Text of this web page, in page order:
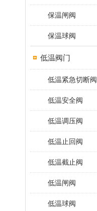
保温闸阀
保温球阀
低温阀门
低温紧急切断阀
低温安全阀
低温调压阀
低温止回阀
低温截止阀
低温闸阀
低温球阀